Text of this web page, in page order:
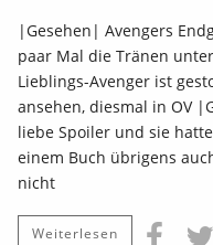
|Gesehen| Avengers
paar Mal die Tränen
Lieblings-Avenger ist
ansehen, diesmal in OV
liebe Spoiler und sie
einem Buch übrigens
nicht
Weiterlesen